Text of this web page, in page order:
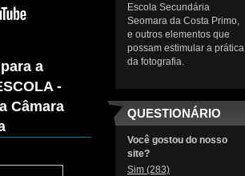
a
-
Câmara
Escola Secundária
Seomara da Costa Primo,
e outros elementos que
possam estimular a prática
da fotografia.
QUESTIONÁRIO
Você gostou do nosso
site?
Sim (283)